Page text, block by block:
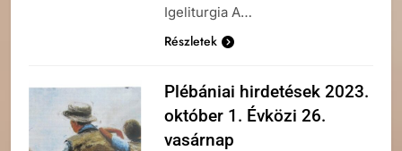
Igeliturgia A…
Részletek
Plébániai hirdetések 2023.
október 1. Évközi 26.
vasárnap